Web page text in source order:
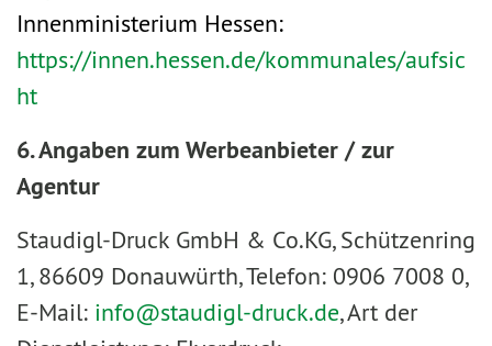
Innenministerium Hessen:
https://innen.hessen.de/kommunales/aufsic
ht
6. Angaben zum Werbeanbieter / zur
Agentur
Staudigl-Druck GmbH & Co.KG, Schützenring
1, 86609 Donauwürth, Telefon: 0906 7008 0,
E-Mail: info@staudigl-druck.de, Art der